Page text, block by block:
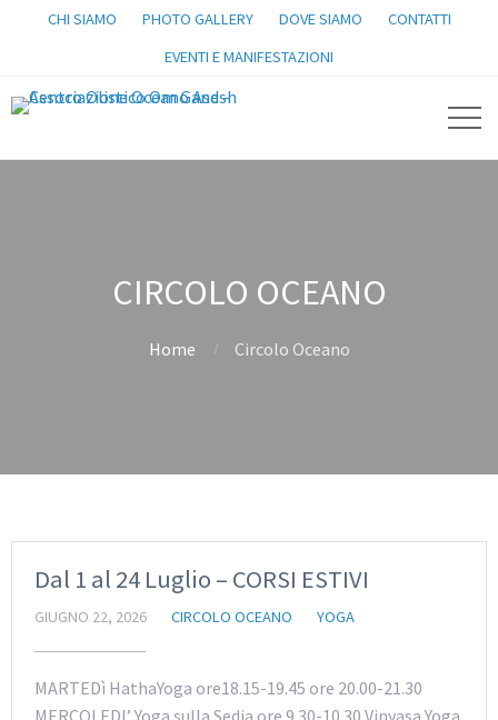
CHI SIAMO PHOTO GALLERY DOVE SIAMO
CONTATTI
EVENTI E MANIFESTAZIONI
CIRCOLO OCEANO
Home Circolo Oceano
Dal 1 al 24 Luglio – CORSI ESTIVI
GIUGNO 22, 2026 CIRCOLO OCEANO YOGA
MARTEDì HathaYoga ore18.15-19.45 ore 20.00-21.30
MERCOLEDI’ Yoga sulla Sedia ore 9.30-10.30 Vinyasa Yoga